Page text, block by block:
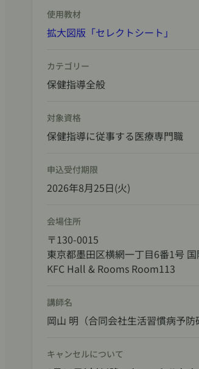
使用教材
拡大図版「セレクトシート」
カテゴリー
保健指導全般
対象資格
保健指導に従事する医療専門職
申込受付期限
2026年8月25日(火)
会場住所
〒130-0015
東京都墨田区横網一丁目6番1号
KFC Hall & Rooms Room113
講師名
岡山 明（合同会社生活習慣病予防
キャンセルについて